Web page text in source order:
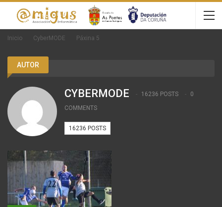
Inicio CyberMODE Páxina 5
AUTOR
CYBERMODE 16236 POSTS
0
COMMENTS
16236 POSTS